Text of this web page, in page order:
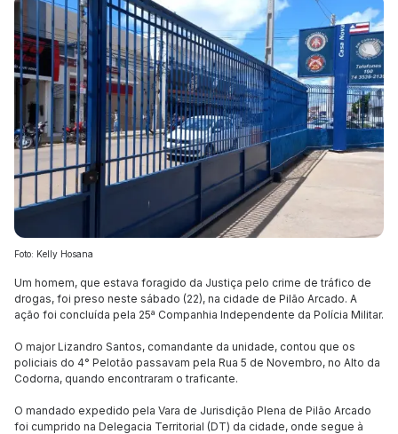
Foto: Kelly Hosana
Um homem, que estava foragido da Justiça pelo crime de tráfico de
drogas, foi preso neste sábado (22), na cidade de Pilão Arcado. A
ação foi concluída pela 25ª Companhia Independente da Polícia Militar.
O major Lizandro Santos, comandante da unidade, contou que os
policiais do 4° Pelotão passavam pela Rua 5 de Novembro, no Alto da
Codorna, quando encontraram o traficante.
O mandado expedido pela Vara de Jurisdição Plena de Pilão Arcado
foi cumprido na Delegacia Territorial (DT) da cidade, onde segue à